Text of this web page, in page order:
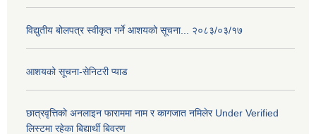
विद्युतीय बोलपत्र स्वीकृत गर्ने आशयको सूचना... २०८३/०३/१७
आशयको सूचना-सेनिटरी प्याड
छात्रवृत्तिको अनलाइन फाराममा नाम र कागजात नमिलेर Under Verified
लिस्टमा रहेका बिद्यार्थी बिवरण